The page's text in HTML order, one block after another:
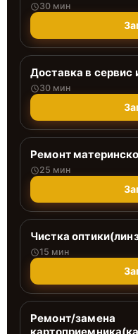
30 мин
Доставка в сервис
30 мин
Ремонт
25 мин
Чистка
15 мин
Ремонт/замена